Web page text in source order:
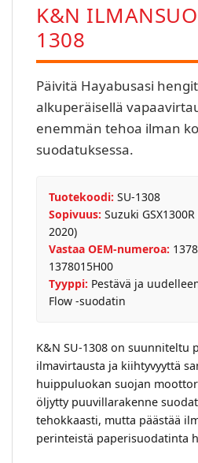
K&N
1308
Päivitä Hayabusasi
alkuperäisellä
enemmän tehoa ilman
suodatuksessa.
Tuotekoodi: SU-1308
Sopivuus: Suzuki
2020)
Vastaa OEM-numeroa:
1378015H00
Tyyppi: Pestävä ja
Flow -suodatin
K&N SU-1308 on suunniteltu
ilmavirtausta ja kiihtyvyyttä
huippuluokan suojan
öljytty puuvillarakenne
tehokkaasti, mutta päästää
perinteistä paperisuodatinta